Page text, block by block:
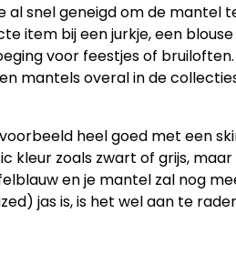
al snel geneigd om de mantel
item bij een jurkje, een
voor feestjes of
mantels overal in de
heel goed met een
kleur zoals zwart of grijs,
en je mantel zal nog
jas is, is het wel aan te